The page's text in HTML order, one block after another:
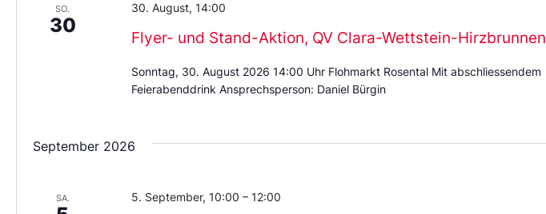
SO.
30
Flyer- und Stand-Aktion, QV Clara-Wettstein-Hirzbrunnen
30. August, 14:00
Sonntag, 30. August 2026 14:00 Uhr Flohmarkt Rosental Mit abschliessendem
Feierabenddrink Ansprechsperson: Daniel Bürgin
September 2026
SA. 5. September, 10:00 – 12:00